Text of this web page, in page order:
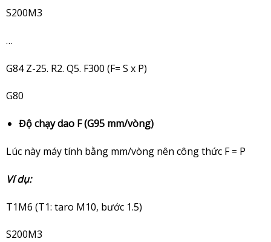
S200M3
…
G84 Z-25. R2. Q5. F300 (F= S x P)
G80
Độ chạy dao F (G95 mm/vòng)
Lúc này máy tính bằng mm/vòng nên công thức F = P
Ví dụ:
T1M6 (T1: taro M10, bước 1.5)
S200M3